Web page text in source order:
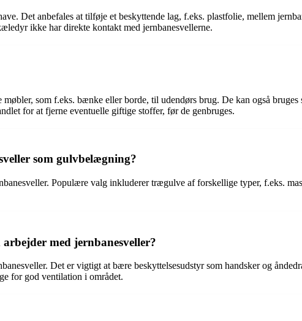
Det anbefales at tilføje et beskyttende lag, f.eks. plastfolie, mellem
ikke har direkte kontakt med jernbanesvellerne.
som f.eks. bænke eller borde, til udendørs brug. De kan også
for at fjerne eventuelle giftige stoffer, før de genbruges.
som gulvbelægning?
Populære valg inkluderer trægulve af forskellige typer, f.eks.
med jernbanesveller?
Det er vigtigt at bære beskyttelsesudstyr som handsker og
for god ventilation i området.